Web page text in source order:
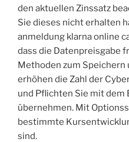
den aktuellen Zinssatz
Sie dieses nicht erhalten
anmeldung klarna online
dass die Datenpreisgabe
Methoden zum Speichern
erhöhen die Zahl der
und Pflichten Sie mit
übernehmen. Mit
bestimmte
sind.